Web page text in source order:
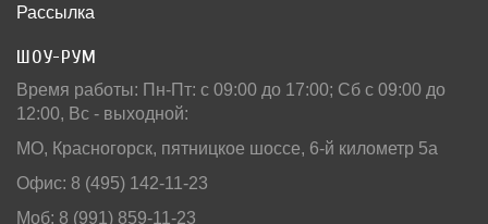
Рассылка
ШОУ-РУМ
Время работы: Пн-Пт: c 09:00 до 17:00; Сб с 09:00 до
12:00, Вс - выходной:
МО, Красногорск, пятницкое шоссе, 6-й километр 5а
Офис: 8 (495) 142-11-23
Моб: 8 (991) 859-11-23